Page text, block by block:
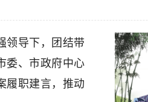
领导下，团结带
委、市政府中心
履职建言，推动